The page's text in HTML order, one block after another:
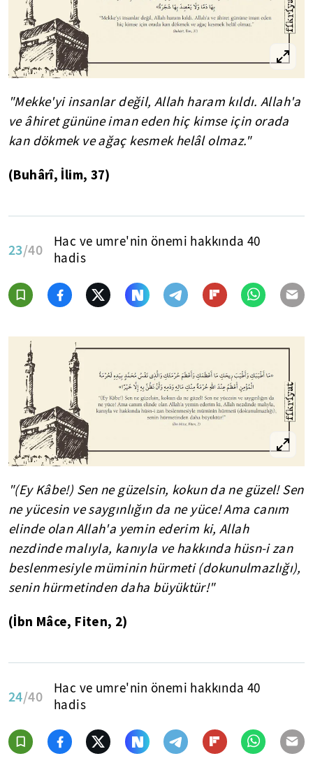
"Mekke'yi insanlar değil, Allah haram kıldı. Allah'a
ve âhiret gününe iman eden hiç kimse için orada
kan dökmek ve ağaç kesmek helâl olmaz."
(Buhârî, İlim, 37)
23/40
Hac ve umre'nin önemi hakkında 40
hadis
"(Ey Kâbe!) Sen ne güzelsin, kokun da ne güzel! Sen
ne yücesin ve saygınlığın da ne yüce! Ama canım
elinde olan Allah'a yemin ederim ki, Allah
nezdinde malıyla, kanıyla ve hakkında hüsn-i zan
beslenmesiyle müminin hürmeti (dokunulmazlığı),
senin hürmetinden daha büyüktür!"
(İbn Mâce, Fiten, 2)
24/40
Hac ve umre'nin önemi hakkında 40
hadis